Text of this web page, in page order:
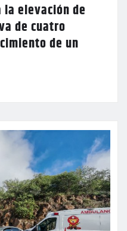
la elevación de
de cuatro
de un